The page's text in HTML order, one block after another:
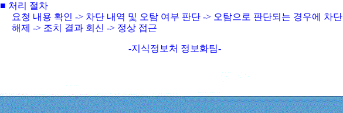
■ 처리 절차
요청 내용 확인 -> 차단 내역 및 오탐 여부 판단 -> 오탐으로 판단되는 경우에 차단
해제 -> 조치 결과 회신 -> 정상 접근
-지식정보처 정보화팀-